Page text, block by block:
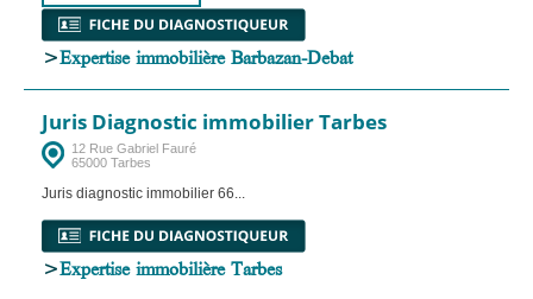
>Expertise immobilière Barbazan-Debat
Juris Diagnostic immobilier Tarbes
12 Rue Gabriel Fauré
65000 Tarbes
Juris diagnostic immobilier 66...
>Expertise immobilière Tarbes